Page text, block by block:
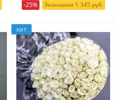
-25%
Экономия 1 345 руб.
ХИТ